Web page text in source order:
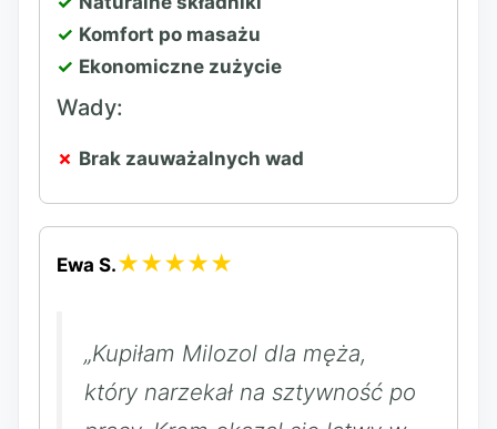
Komfort po masażu
Ekonomiczne zużycie
Wady:
Brak zauważalnych wad
Ewa S.★★★★★
„Kupiłam Milozol dla męża,
który narzekał na sztywność po